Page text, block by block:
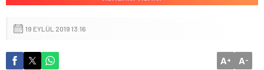
19 EYLÜL 2019 13:16
A+ A-